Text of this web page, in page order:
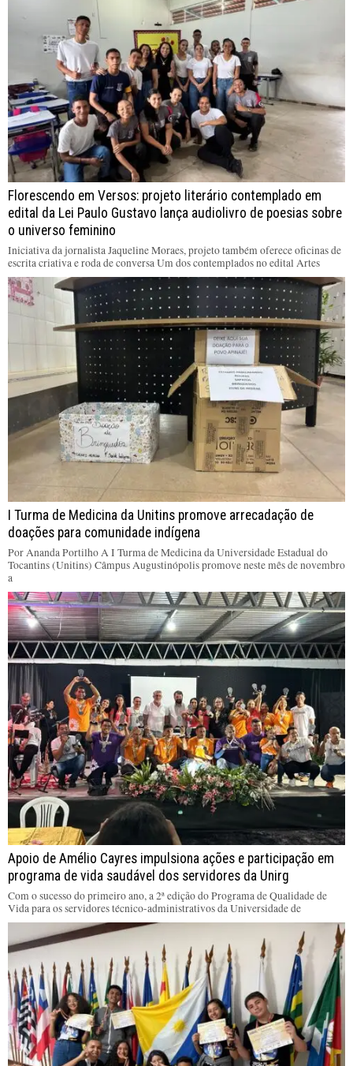
Florescendo em Versos: projeto literário contemplado em
edital da Lei Paulo Gustavo lança audiolivro de poesias sobre
o universo feminino
Iniciativa da jornalista Jaqueline Moraes, projeto também oferece oficinas de
escrita criativa e roda de conversa Um dos contemplados no edital Artes
I Turma de Medicina da Unitins promove arrecadação de
doações para comunidade indígena
Por Ananda Portilho A I Turma de Medicina da Universidade Estadual do
Tocantins (Unitins) Câmpus Augustinópolis promove neste mês de novembro
a
Apoio de Amélio Cayres impulsiona ações e participação em
programa de vida saudável dos servidores da Unirg
Com o sucesso do primeiro ano, a 2ª edição do Programa de Qualidade de
Vida para os servidores técnico-administrativos da Universidade de